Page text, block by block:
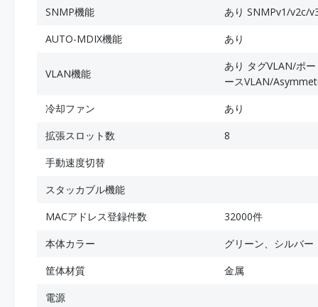
SNMP機能
あり SNMPv1/v2c/
AUTO-MDIX機能
あり
VLAN機能
あり タグVLAN/ポ
ースVLAN/
冷却ファン
あり
拡張スロット数
8
手動速度切替
スタッカブル機能
MACアドレス登録件数
32000件
本体カラー
グリーン、シルバー
筐体材質
金属
電源